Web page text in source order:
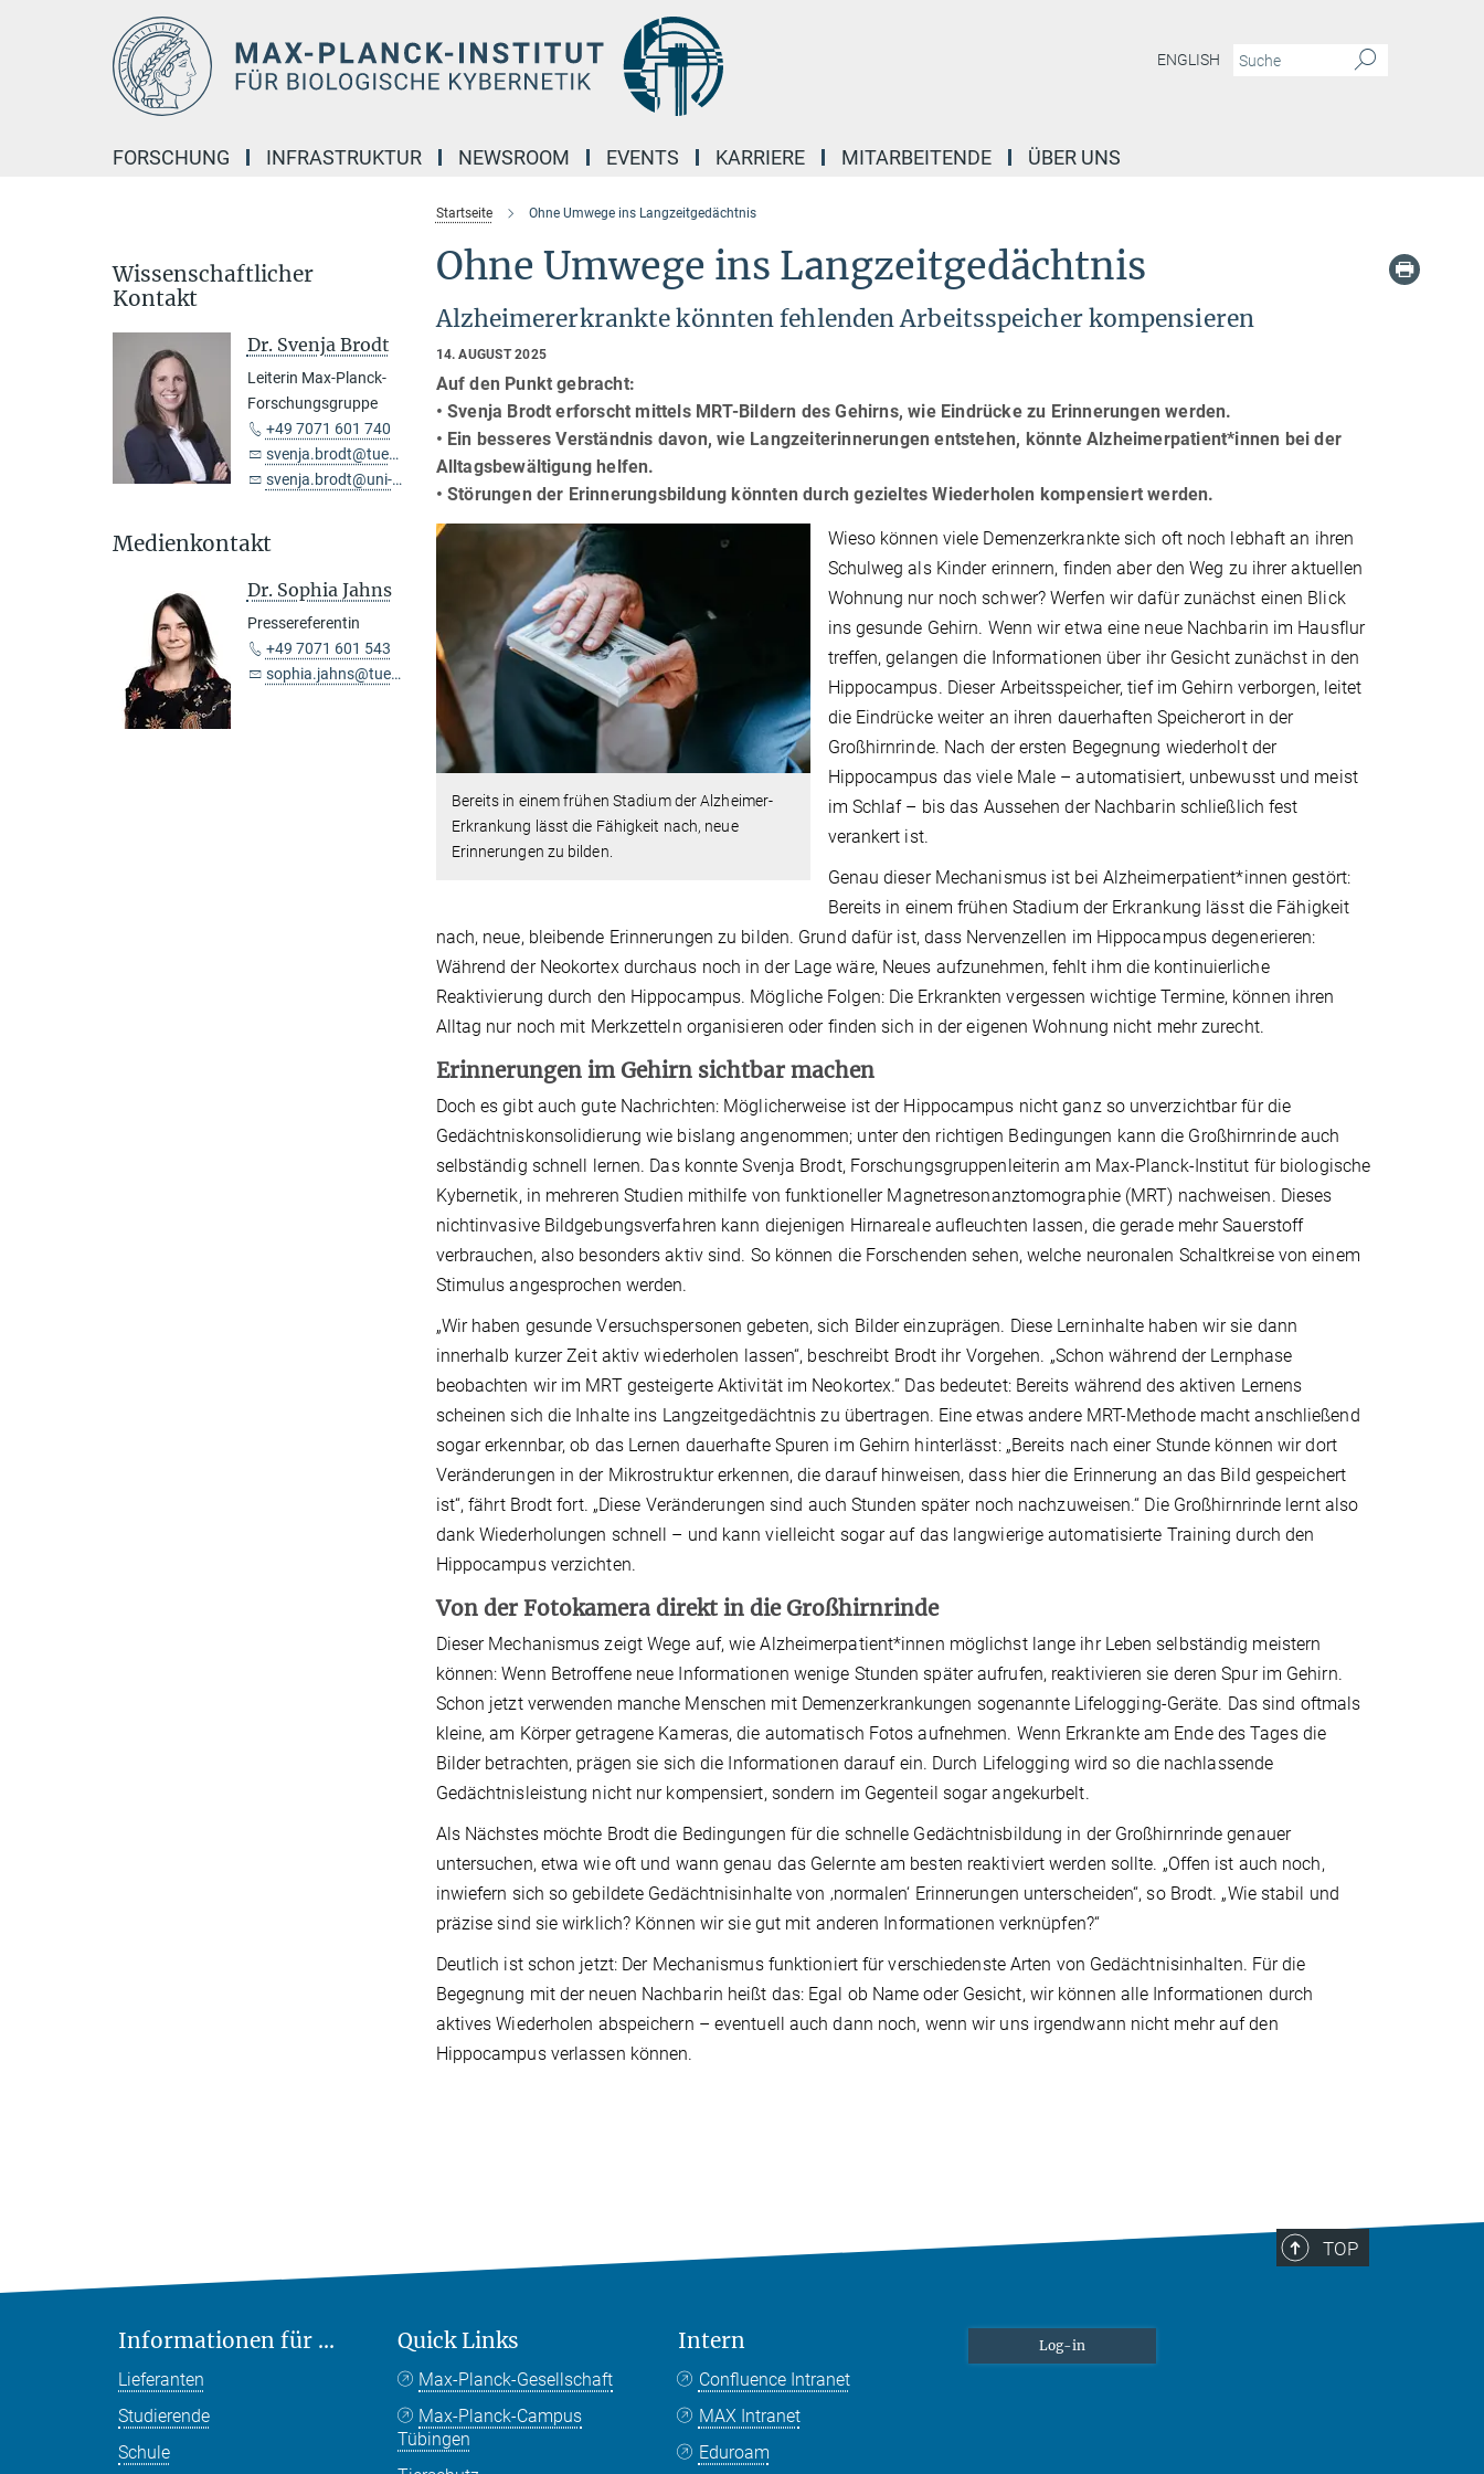
ENGLISH
FORSCHUNG INFRASTRUKTUR NEWSROOM EVENTS KARRIERE MITARBEITENDE ÜBER UNS
Startseite Ohne Umwege ins Langzeitgedächtnis
Ohne Umwege ins Langzeitgedächtnis
Alzheimererkrankte könnten fehlenden Arbeitsspeicher kompensieren
14. AUGUST 2025
Auf den Punkt gebracht:
• Svenja Brodt erforscht mittels MRT-Bildern des Gehirns, wie Eindrücke zu Erinnerungen werden.
• Ein besseres Verständnis davon, wie Langzeiterinnerungen entstehen, könnte Alzheimerpatient*innen bei der
Alltagsbewältigung helfen.
• Störungen der Erinnerungsbildung könnten durch gezieltes Wiederholen kompensiert werden.
Bereits in einem frühen Stadium der Alzheimer-
Erkrankung lässt die Fähigkeit nach, neue
Erinnerungen zu bilden.
Wieso können viele Demenzerkrankte sich oft noch lebhaft an ihren
Schulweg als Kinder erinnern, finden aber den Weg zu ihrer aktuellen
Wohnung nur noch schwer? Werfen wir dafür zunächst einen Blick
ins gesunde Gehirn. Wenn wir etwa eine neue Nachbarin im Hausflur
treffen, gelangen die Informationen über ihr Gesicht zunächst in den
Hippocampus. Dieser Arbeitsspeicher, tief im Gehirn verborgen, leitet
die Eindrücke weiter an ihren dauerhaften Speicherort in der
Großhirnrinde. Nach der ersten Begegnung wiederholt der
Hippocampus das viele Male – automatisiert, unbewusst und meist
im Schlaf – bis das Aussehen der Nachbarin schließlich fest
verankert ist.
Genau dieser Mechanismus ist bei Alzheimerpatient*innen gestört:
Bereits in einem frühen Stadium der Erkrankung lässt die Fähigkeit
nach, neue, bleibende Erinnerungen zu bilden. Grund dafür ist, dass Nervenzellen im Hippocampus degenerieren:
Während der Neokortex durchaus noch in der Lage wäre, Neues aufzunehmen, fehlt ihm die kontinuierliche
Reaktivierung durch den Hippocampus. Mögliche Folgen: Die Erkrankten vergessen wichtige Termine, können ihren
Alltag nur noch mit Merkzetteln organisieren oder finden sich in der eigenen Wohnung nicht mehr zurecht.
Erinnerungen im Gehirn sichtbar machen
Doch es gibt auch gute Nachrichten: Möglicherweise ist der Hippocampus nicht ganz so unverzichtbar für die
Gedächtniskonsolidierung wie bislang angenommen; unter den richtigen Bedingungen kann die Großhirnrinde auch
selbständig schnell lernen. Das konnte Svenja Brodt, Forschungsgruppenleiterin am Max-Planck-Institut für biologische
Kybernetik, in mehreren Studien mithilfe von funktioneller Magnetresonanztomographie (MRT) nachweisen. Dieses
nichtinvasive Bildgebungsverfahren kann diejenigen Hirnareale aufleuchten lassen, die gerade mehr Sauerstoff
verbrauchen, also besonders aktiv sind. So können die Forschenden sehen, welche neuronalen Schaltkreise von einem
Stimulus angesprochen werden.
„Wir haben gesunde Versuchspersonen gebeten, sich Bilder einzuprägen. Diese Lerninhalte haben wir sie dann
innerhalb kurzer Zeit aktiv wiederholen lassen“, beschreibt Brodt ihr Vorgehen. „Schon während der Lernphase
beobachten wir im MRT gesteigerte Aktivität im Neokortex.“ Das bedeutet: Bereits während des aktiven Lernens
scheinen sich die Inhalte ins Langzeitgedächtnis zu übertragen. Eine etwas andere MRT-Methode macht anschließend
sogar erkennbar, ob das Lernen dauerhafte Spuren im Gehirn hinterlässt: „Bereits nach einer Stunde können wir dort
Veränderungen in der Mikrostruktur erkennen, die darauf hinweisen, dass hier die Erinnerung an das Bild gespeichert
ist“, fährt Brodt fort. „Diese Veränderungen sind auch Stunden später noch nachzuweisen.“ Die Großhirnrinde lernt also
dank Wiederholungen schnell – und kann vielleicht sogar auf das langwierige automatisierte Training durch den
Hippocampus verzichten.
Von der Fotokamera direkt in die Großhirnrinde
Dieser Mechanismus zeigt Wege auf, wie Alzheimerpatient*innen möglichst lange ihr Leben selbständig meistern
können: Wenn Betroffene neue Informationen wenige Stunden später aufrufen, reaktivieren sie deren Spur im Gehirn.
Schon jetzt verwenden manche Menschen mit Demenzerkrankungen sogenannte Lifelogging-Geräte. Das sind oftmals
kleine, am Körper getragene Kameras, die automatisch Fotos aufnehmen. Wenn Erkrankte am Ende des Tages die
Bilder betrachten, prägen sie sich die Informationen darauf ein. Durch Lifelogging wird so die nachlassende
Gedächtnisleistung nicht nur kompensiert, sondern im Gegenteil sogar angekurbelt.
Als Nächstes möchte Brodt die Bedingungen für die schnelle Gedächtnisbildung in der Großhirnrinde genauer
untersuchen, etwa wie oft und wann genau das Gelernte am besten reaktiviert werden sollte. „Offen ist auch noch,
inwiefern sich so gebildete Gedächtnisinhalte von ‚normalen‘ Erinnerungen unterscheiden“, so Brodt. „Wie stabil und
präzise sind sie wirklich? Können wir sie gut mit anderen Informationen verknüpfen?“
Deutlich ist schon jetzt: Der Mechanismus funktioniert für verschiedenste Arten von Gedächtnisinhalten. Für die
Begegnung mit der neuen Nachbarin heißt das: Egal ob Name oder Gesicht, wir können alle Informationen durch
aktives Wiederholen abspeichern – eventuell auch dann noch, wenn wir uns irgendwann nicht mehr auf den
Hippocampus verlassen können.
Wissenschaftlicher
Kontakt
Dr. Svenja Brodt
Leiterin Max-Planck-
Forschungsgruppe
+49 7071 601 740
svenja.brodt@tuebingen.mpg.de
svenja.brodt@uni-tuebingen.de
Medienkontakt
Dr. Sophia Jahns
Pressereferentin
+49 7071 601 543
sophia.jahns@tuebingen.mpg.de
TOP
Informationen für ...
Lieferanten
Studierende
Schule
Quick Links
Max-Planck-Gesellschaft
Max-Planck-Campus
Tübingen
Intern
Confluence Intranet
MAX Intranet
Eduroam
Log-in